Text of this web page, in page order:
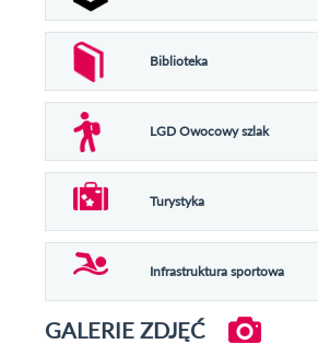
Biblioteka
LGD Owocowy szlak
Turystyka
Infrastruktura sportowa
GALERIE ZDJĘĆ